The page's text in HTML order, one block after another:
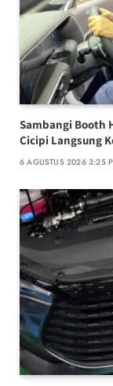
Sambangi Booth
Cicipi Langsung
6 AGUSTUS 2026 3:25